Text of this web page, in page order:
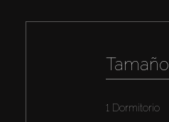
Tamaño
1 Dormitorio